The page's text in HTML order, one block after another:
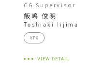
CG Supervisor
飯嶋 俊明
Toshiaki Iijima
VFX
VIEW DETAIL